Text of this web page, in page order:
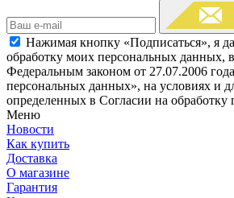
Нажимая кнопку «Подписаться», я
обработку моих персональных данных,
Федеральным законом от 27.07.2006
персональных данных», на условиях и
определенных в Согласии на
Меню
Новости
Как купить
Доставка
О магазине
Гарантия